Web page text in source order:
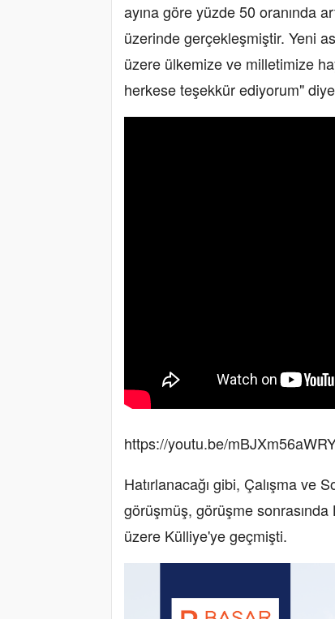
ayına göre yüzde 50 oranında
üzerinde gerçekleşmiştir. Yeni
üzere ülkemize ve milletimize
herkese teşekkür ediyorum"
https://youtu.be/
Hatırlanacağı gibi, Çalışma ve
görüşmüş, görüşme
üzere Külliye'ye geçmişti.